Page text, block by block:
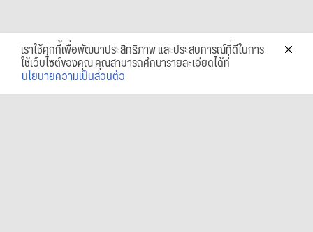
เราใช้คุกกี้เพื่อพัฒนาประสิทธิภาพ และประสบการณ์ที่ดีในการ
ใช้เว็บไซต์ของคุณ คุณสามารถศึกษารายละเอียดได้ที่
นโยบายความเป็นส่วนตัว